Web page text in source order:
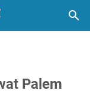
Palem